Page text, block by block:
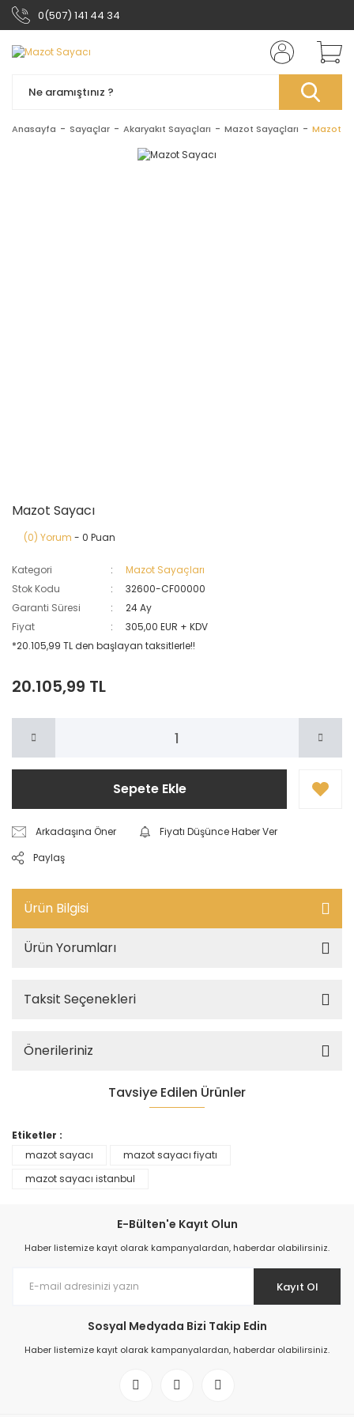
0(507) 141 44 34
Anasayfa Sayaçlar Akaryakıt Sayaçları Mazot Sayaçları Mazot
Mazot Sayacı
(0) Yorum - 0 Puan
Kategori
Mazot Sayaçları
Stok Kodu
32600-CF00000
Garanti Süresi
24 Ay
Fiyat
305,00 EUR + KDV
*20.105,99 TL den başlayan taksitlerle!!
20.105,99 TL
Sepete Ekle
Arkadaşına Öner
Fiyatı Düşünce Haber Ver
Paylaş
Ürün Bilgisi
Ürün Yorumları
Taksit Seçenekleri
Önerileriniz
Tavsiye Edilen Ürünler
15.491,50 TL
Etiketler :
mazot sayacı
mazot sayacı fiyatı
mazot sayacı istanbul
E-Bülten'e Kayıt Olun
Haber listemize kayıt olarak kampanyalardan, haberdar olabilirsiniz.
Kayıt Ol
Sosyal Medyada Bizi Takip Edin
Haber listemize kayıt olarak kampanyalardan, haberdar olabilirsiniz.